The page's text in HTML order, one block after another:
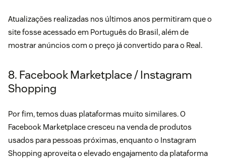
Atualizações realizadas nos últimos anos permitiram que o
site fosse acessado em Português do Brasil, além de
mostrar anúncios com o preço já convertido para o Real.
8. Facebook Marketplace / Instagram
Shopping
Por fim, temos duas plataformas muito similares. O
Facebook Marketplace cresceu na venda de produtos
usados para pessoas próximas, enquanto o Instagram
Shopping aproveita o elevado engajamento da plataforma